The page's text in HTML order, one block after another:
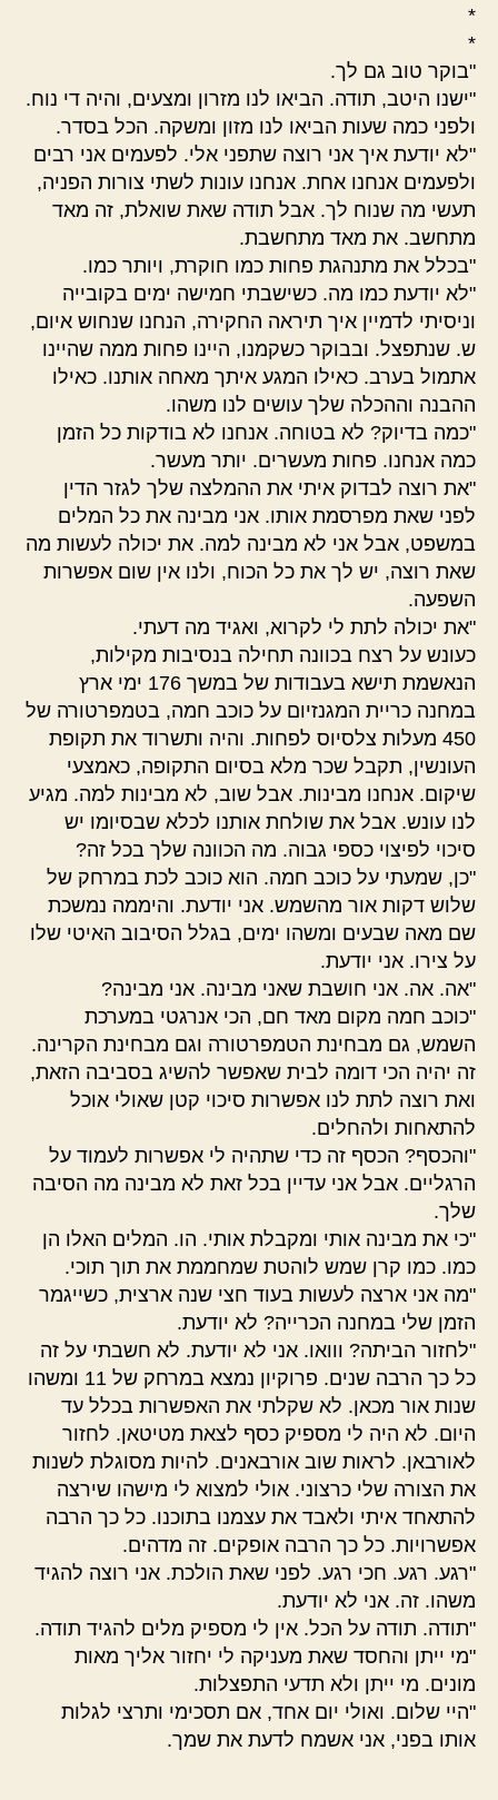
*
*
"בוקר טוב גם לך.
"ישנו היטב, תודה. הביאו לנו מזרון ומצעים, והיה די נוח.
ולפני כמה שעות הביאו לנו מזון ומשקה. הכל בסדר.
"לא יודעת איך אני רוצה שתפני אלי. לפעמים אני רבים
ולפעמים אנחנו אחת. אנחנו עונות לשתי צורות הפניה,
תעשי מה שנוח לך. אבל תודה שאת שואלת, זה מאד
מתחשב. את מאד מתחשבת.
"בכלל את מתנהגת פחות כמו חוקרת, ויותר כמו.
"לא יודעת כמו מה. כשישבתי חמישה ימים בקובייה
וניסיתי לדמיין איך תיראה החקירה, הנחנו שנחוש איום,
ש. שנתפצל. ובבוקר כשקמנו, היינו פחות ממה שהיינו
אתמול בערב. כאילו המגע איתך מאחה אותנו. כאילו
ההבנה וההכלה שלך עושים לנו משהו.
"כמה בדיוק? לא בטוחה. אנחנו לא בודקות כל הזמן
כמה אנחנו. פחות מעשרים. יותר מעשר.
"את רוצה לבדוק איתי את ההמלצה שלך לגזר הדין
לפני שאת מפרסמת אותו. אני מבינה את כל המלים
במשפט, אבל אני לא מבינה למה. את יכולה לעשות מה
שאת רוצה, יש לך את כל הכוח, ולנו אין שום אפשרות
השפעה.
"את יכולה לתת לי לקרוא, ואגיד מה דעתי.
כעונש על רצח בכוונה תחילה בנסיבות מקילות,
הנאשמת תישא בעבודות של במשך 176 ימי ארץ
במחנה כריית המגנזיום על כוכב חמה, בטמפרטורה של
450 מעלות צלסיוס לפחות. והיה ותשרוד את תקופת
העונשין, תקבל שכר מלא בסיום התקופה, כאמצעי
שיקום. אנחנו מבינות. אבל שוב, לא מבינות למה. מגיע
לנו עונש. אבל את שולחת אותנו לכלא שבסיומו יש
סיכוי לפיצוי כספי גבוה. מה הכוונה שלך בכל זה?
"כן, שמעתי על כוכב חמה. הוא כוכב לכת במרחק של
שלוש דקות אור מהשמש. אני יודעת. והיממה נמשכת
שם מאה שבעים ומשהו ימים, בגלל הסיבוב האיטי שלו
על צירו. אני יודעת.
"אה. אה. אני חושבת שאני מבינה. אני מבינה?
"כוכב חמה מקום מאד חם, הכי אנרגטי במערכת
השמש, גם מבחינת הטמפרטורה וגם מבחינת הקרינה.
זה יהיה הכי דומה לבית שאפשר להשיג בסביבה הזאת,
ואת רוצה לתת לנו אפשרות סיכוי קטן שאולי אוכל
להתאחות ולהחלים.
"והכסף? הכסף זה כדי שתהיה לי אפשרות לעמוד על
הרגליים. אבל אני עדיין בכל זאת לא מבינה מה הסיבה
שלך.
"כי את מבינה אותי ומקבלת אותי. הו. המלים האלו הן
כמו. כמו קרן שמש לוהטת שמחממת את תוך תוכי.
"מה אני ארצה לעשות בעוד חצי שנה ארצית, כשייגמר
הזמן שלי במחנה הכרייה? לא יודעת.
"לחזור הביתה? ווואו. אני לא יודעת. לא חשבתי על זה
כל כך הרבה שנים. פרוקיון נמצא במרחק של 11 ומשהו
שנות אור מכאן. לא שקלתי את האפשרות בכלל עד
היום. לא היה לי מספיק כסף לצאת מטיטאן. לחזור
לאורבאן. לראות שוב אורבאנים. להיות מסוגלת לשנות
את הצורה שלי כרצוני. אולי למצוא לי מישהו שירצה
להתאחד איתי ולאבד את עצמנו בתוכנו. כל כך הרבה
אפשרויות. כל כך הרבה אופקים. זה מדהים.
"רגע. רגע. חכי רגע. לפני שאת הולכת. אני רוצה להגיד
משהו. זה. אני לא יודעת.
"תודה. תודה על הכל. אין לי מספיק מלים להגיד תודה.
"מי ייתן והחסד שאת מעניקה לי יחזור אליך מאות
מונים. מי ייתן ולא תדעי התפצלות.
"היי שלום. ואולי יום אחד, אם תסכימי ותרצי לגלות
אותו בפני, אני אשמח לדעת את שמך.